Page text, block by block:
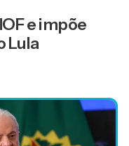
e impõe
Lula